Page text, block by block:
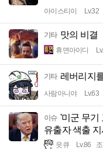
아이스티이 Lv.32
기타 맛의 비결
휴면아이디
기타 레버리지
사람아니야 Lv.63
이슈 '미군 무기
유출자 색출 지
읏큐 Lv.86